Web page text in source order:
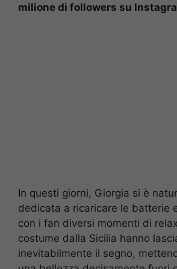
milione di followers su
In questi giorni, Giorgia si è
dedicata a ricaricare le batterie
con i fan diversi momenti di
costume dalla Sicilia hanno
inevitabilmente il segno,